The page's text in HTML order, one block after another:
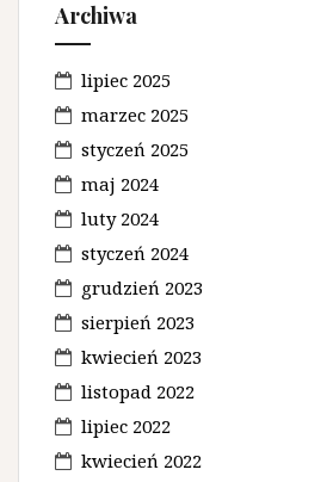
Archiwa
lipiec 2025
marzec 2025
styczeń 2025
maj 2024
luty 2024
styczeń 2024
grudzień 2023
sierpień 2023
kwiecień 2023
listopad 2022
lipiec 2022
kwiecień 2022